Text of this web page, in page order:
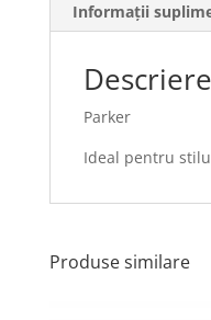
Informații
Descriere
Parker
Ideal pentru
Produse similare